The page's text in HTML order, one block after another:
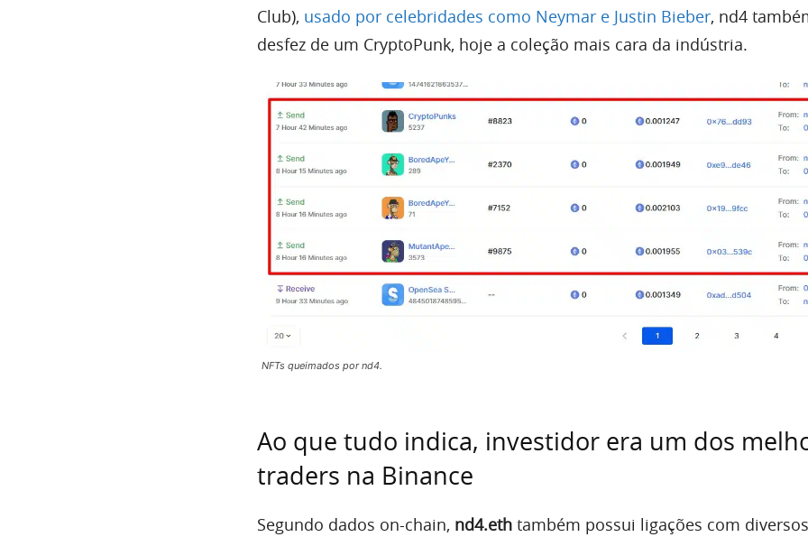
Club), usado por celebridades como Neymar e Justin Bieber, nd4
desfez de um CryptoPunk, hoje a coleção mais cara da indústria.
NFTs queimados por nd4.
Ao que tudo indica, investidor era um dos
traders na Binance
Segundo dados on-chain, nd4.eth também possui ligações com